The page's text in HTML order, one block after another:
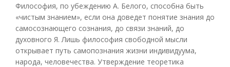
Философия, по убеждению А. Белого, способна быть
«чистым знанием», если она доведет понятие знания до
самосознающего сознания, до связи знаний, до
духовного Я. Лишь философия свободной мысли
открывает путь самопознания жизни индивидуума,
народа, человечества. Утверждение теоретика